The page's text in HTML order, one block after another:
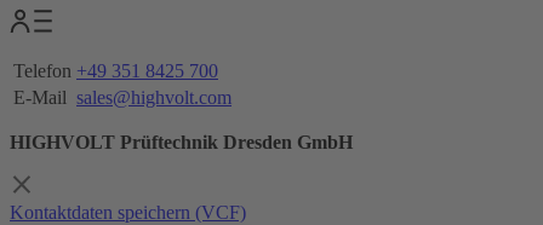
Telefon +49 351 8425 700
E-Mail sales@highvolt.com
HIGHVOLT Prüftechnik Dresden GmbH
Kontaktdaten speichern (VCF)